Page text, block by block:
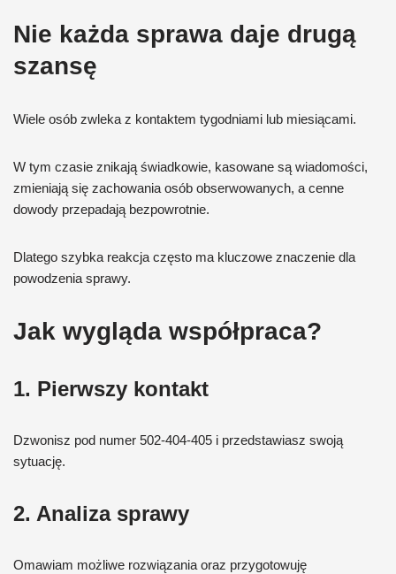
Nie każda sprawa daje drugą
szansę
Wiele osób zwleka z kontaktem tygodniami lub miesiącami.
W tym czasie znikają świadkowie, kasowane są wiadomości,
zmieniają się zachowania osób obserwowanych, a cenne
dowody przepadają bezpowrotnie.
Dlatego szybka reakcja często ma kluczowe znaczenie dla
powodzenia sprawy.
Jak wygląda współpraca?
1. Pierwszy kontakt
Dzwonisz pod numer 502-404-405 i przedstawiasz swoją
sytuację.
2. Analiza sprawy
Omawiam możliwe rozwiązania oraz przygotowuję